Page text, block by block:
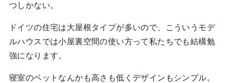
つしかない。
ドイツの住宅は大屋根タイプが多いので、こういうモデ
ルハウスでは小屋裏空間の使い方って私たちでも結構勉
強になります。
寝室のベットなんかも高さも低くデザインもシンプル。